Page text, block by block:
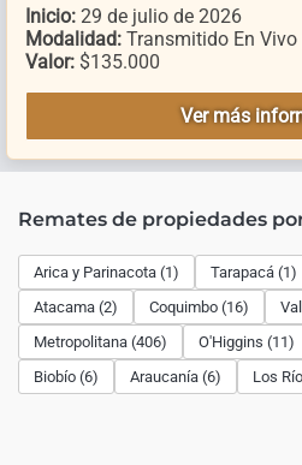
Inicio: 29 de julio de 2026
Modalidad: Transmitido En
Valor: $135.000
Ver más
Remates de propiedades
Arica y Parinacota (1) Tarapacá (1)
Atacama (2)
Coquimbo (16)
Metropolitana (406)
O'Higgins (11)
Biobío (6)
Araucanía (6) Los